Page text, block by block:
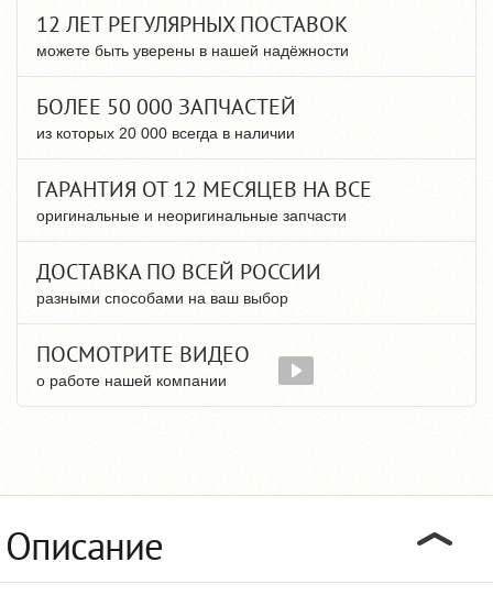
12 ЛЕТ РЕГУЛЯРНЫХ ПОСТАВОК
можете быть уверены в нашей надёжности
БОЛЕЕ 50 000 ЗАПЧАСТЕЙ
из которых 20 000 всегда в наличии
ГАРАНТИЯ ОТ 12 МЕСЯЦЕВ НА ВСЕ
оригинальные и неоригинальные запчасти
ДОСТАВКА ПО ВСЕЙ РОССИИ
разными способами на ваш выбор
ПОСМОТРИТЕ ВИДЕО
о работе нашей компании
Описание